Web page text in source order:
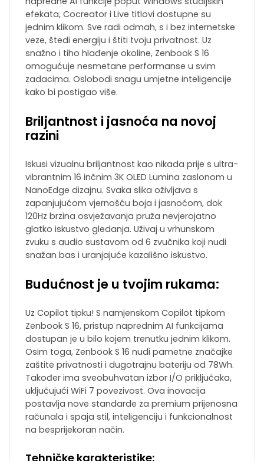
efekata, Cocreator i Live titlovi dostupne su
jednim klikom. Sve radi odmah, s i bez internetske
veze, štedi energiju i štiti tvoju privatnost. Uz
snažno i tiho hlađenje okoline, Zenbook S 16
omogućuje nesmetane performanse u svim
zadacima. Oslobodi snagu umjetne inteligencije
kako bi postigao više.
Briljantnost i jasnoća na novoj
razini
Iskusi vizualnu briljantnost kao nikada prije s ultra-
vibrantnim 16 inčnim 3K OLED Lumina zaslonom u
NanoEdge dizajnu. Svaka slika oživljava s
zapanjujućom vjernošću boja i jasnoćom, dok
120Hz brzina osvježavanja pruža nevjerojatno
glatko iskustvo gledanja. Uživaj u vrhunskom
zvuku s audio sustavom od 6 zvučnika koji nudi
snažan bas i uranjajuće kazališno iskustvo.
Budućnost je u tvojim rukama:
Uz Copilot tipku! S namjenskom Copilot tipkom
Zenbook S 16, pristup naprednim AI funkcijama
dostupan je u bilo kojem trenutku jednim klikom.
Osim toga, Zenbook S 16 nudi pametne značajke
zaštite privatnosti i dugotrajnu bateriju od 78Wh.
Također ima sveobuhvatan izbor I/O priključaka,
uključujući WiFi 7 povezivost. Ova inovacija
postavlja nove standarde za premium prijenosna
računala i spaja stil, inteligenciju i funkcionalnost
na besprijekoran način.
Tehničke karakteristike: